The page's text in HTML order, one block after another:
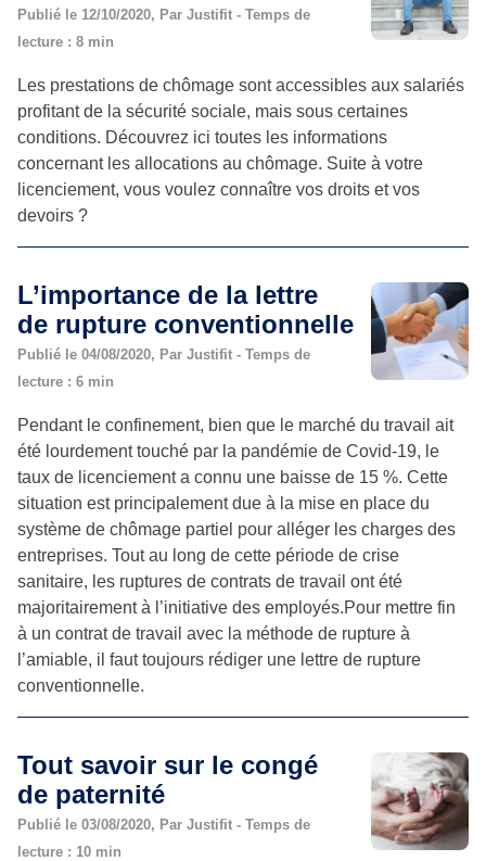
Publié le 12/10/2020, Par Justifit - Temps de
lecture : 8 min
Les prestations de chômage sont accessibles aux salariés
profitant de la sécurité sociale, mais sous certaines
conditions. Découvrez ici toutes les informations
concernant les allocations au chômage. Suite à votre
licenciement, vous voulez connaître vos droits et vos
devoirs ?
L’importance de la lettre
de rupture conventionnelle
Publié le 04/08/2020, Par Justifit - Temps de
lecture : 6 min
Pendant le confinement, bien que le marché du travail ait
été lourdement touché par la pandémie de Covid-19, le
taux de licenciement a connu une baisse de 15 %. Cette
situation est principalement due à la mise en place du
système de chômage partiel pour alléger les charges des
entreprises. Tout au long de cette période de crise
sanitaire, les ruptures de contrats de travail ont été
majoritairement à l’initiative des employés.Pour mettre fin
à un contrat de travail avec la méthode de rupture à
l’amiable, il faut toujours rédiger une lettre de rupture
conventionnelle.
Tout savoir sur le congé
de paternité
Publié le 03/08/2020, Par Justifit - Temps de
lecture : 10 min